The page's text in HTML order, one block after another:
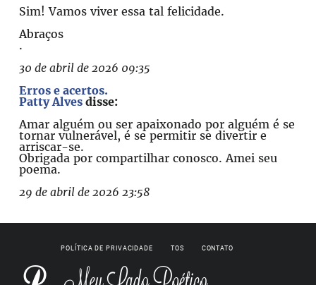
Sim! Vamos viver essa tal felicidade.
Abraços
.
30 de abril de 2026 09:35
Erros e acertos.
Patty Alves disse:
Amar alguém ou ser apaixonado por alguém é se
tornar vulnerável, é se permitir se divertir e
arriscar-se.
Obrigada por compartilhar conosco. Amei seu
poema.
29 de abril de 2026 23:58
POLÍTICA DE PRIVACIDADE TOS CONTATO